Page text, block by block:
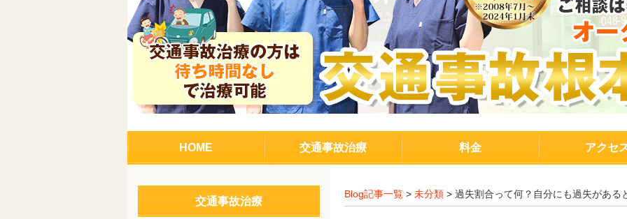
HOME 交通事故治療 料金 アクセ
Blog記事一覧 > 未分類 > 過失割合って何？自分にも過失がある
交通事故治療